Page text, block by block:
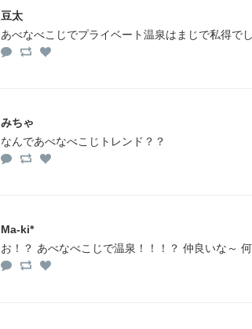
豆太
あべなべこじでプライベート温泉はまじで私得で
みちゃ
なんであべなべこじトレンド？？
Ma-ki*
お！？ あべなべこじで温泉！！！？ 仲良いな～